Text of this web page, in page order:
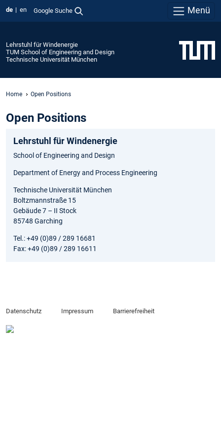
de en Google Suche Menü
Lehrstuhl für Windenergie
TUM School of Engineering and Design
Technische Universität München
Home Open Positions
Open Positions
Lehrstuhl für Windenergie
School of Engineering and Design
Department of Energy and Process Engineering
Technische Universität München
Boltzmannstraße 15
Gebäude 7 – II Stock
85748 Garching
Tel.: +49 (0)89 / 289 16681
Fax: +49 (0)89 / 289 16611
Datenschutz Impressum Barrierefreiheit